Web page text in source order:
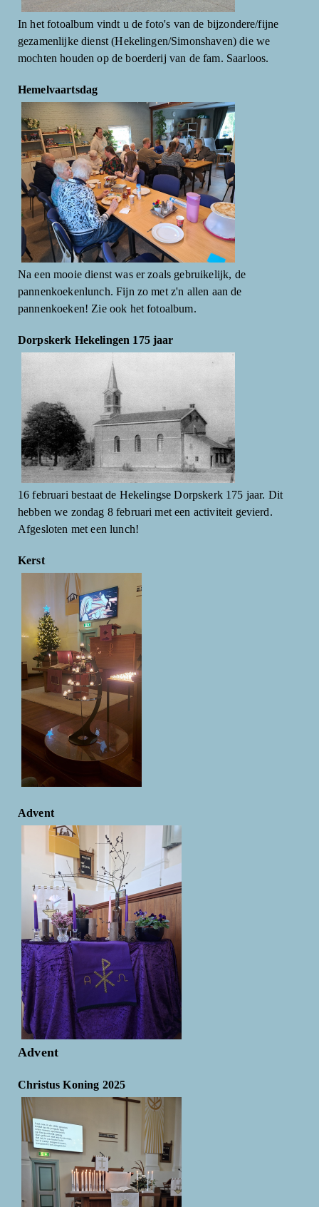
In het fotoalbum vindt u de foto's van de bijzondere/fijne
gezamenlijke dienst (Hekelingen/Simonshaven) die we
mochten houden op de boerderij van de fam. Saarloos.
Hemelvaartsdag
Na een mooie dienst was er zoals gebruikelijk, de
pannenkoekenlunch. Fijn zo met z'n allen aan de
pannenkoeken! Zie ook het fotoalbum.
Dorpskerk Hekelingen 175 jaar
16 februari bestaat de Hekelingse Dorpskerk 175 jaar. Dit
hebben we zondag 8 februari met een activiteit gevierd.
Afgesloten met een lunch!
Kerst
Advent
Advent
Christus Koning 2025